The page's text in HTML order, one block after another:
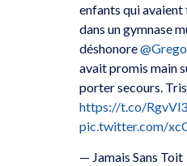
enfants qui
dans un gymnase
déshonore
avait promis main
porter secours.
https://t.co/
pic.twitter.com/
— Jamais Sans Toit